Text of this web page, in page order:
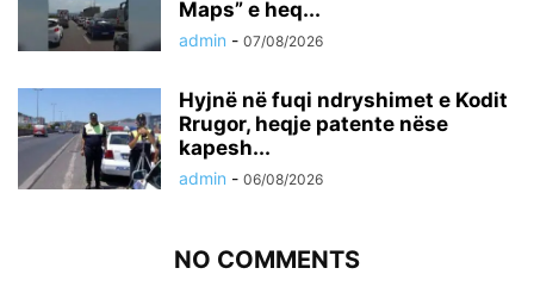
Maps” e heq...
admin - 07/08/2026
Hyjnë në fuqi ndryshimet e Kodit
Rrugor, heqje patente nëse
kapesh...
admin - 06/08/2026
NO COMMENTS